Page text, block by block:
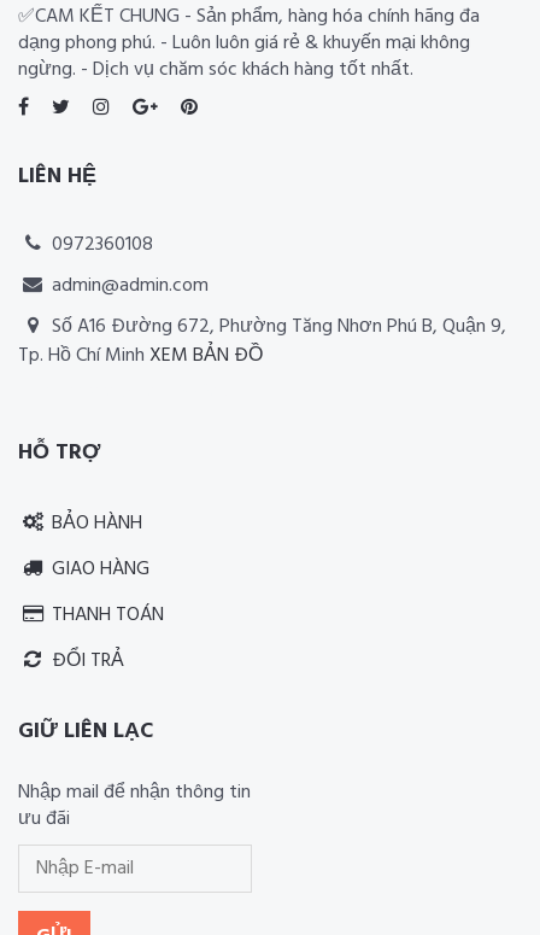
✅CAM KẾT CHUNG - Sản phẩm, hàng hóa chính hãng đa
dạng phong phú. - Luôn luôn giá rẻ & khuyến mại không
ngừng. - Dịch vụ chăm sóc khách hàng tốt nhất.
LIÊN HỆ
0972360108
admin@admin.com
Số A16 Đường 672, Phường Tăng Nhơn Phú B, Quận 9,
Tp. Hồ Chí Minh XEM BẢN ĐỒ
HỖ TRỢ
BẢO HÀNH
GIAO HÀNG
THANH TOÁN
ĐỔI TRẢ
GIỮ LIÊN LẠC
Nhập mail để nhận thông tin
ưu đãi